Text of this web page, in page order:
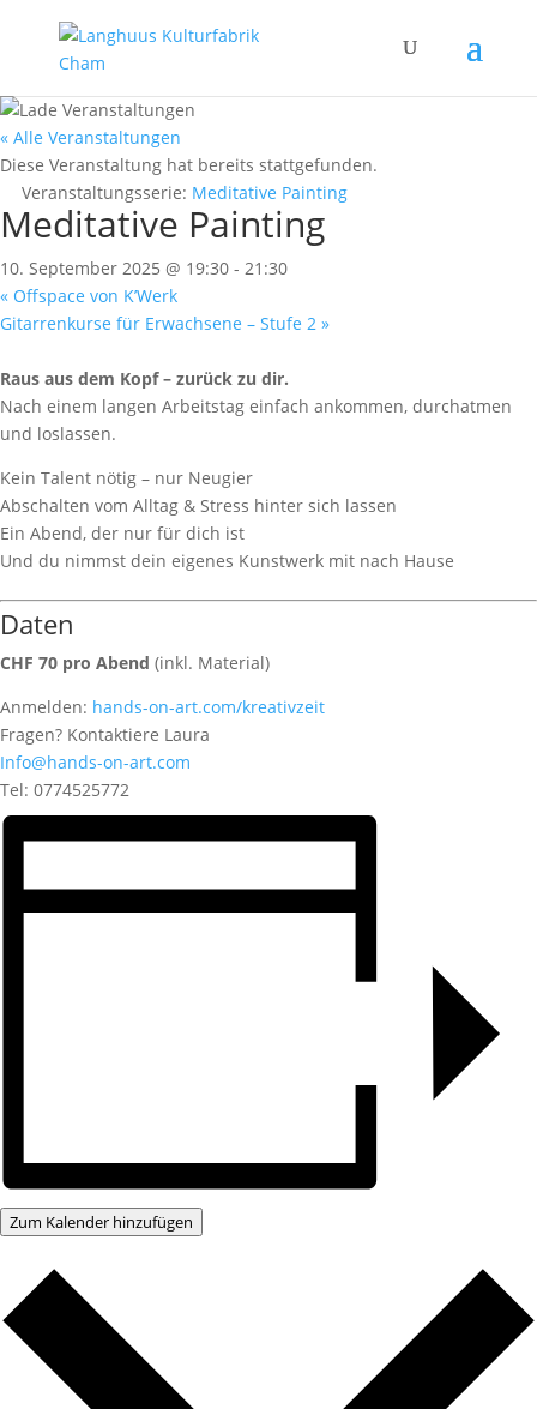
« Alle Veranstaltungen
Diese Veranstaltung hat bereits stattgefunden.
Veranstaltungsserie: Meditative Painting
Meditative Painting
10. September 2025 @ 19:30 - 21:30
« Offspace von K’Werk
Gitarrenkurse für Erwachsene – Stufe 2 »
Raus aus dem Kopf – zurück zu dir.
Nach einem langen Arbeitstag einfach ankommen, durchatmen
und loslassen.
Kein Talent nötig – nur Neugier
Abschalten vom Alltag & Stress hinter sich lassen
Ein Abend, der nur für dich ist
Und du nimmst dein eigenes Kunstwerk mit nach Hause
Daten
CHF 70 pro Abend (inkl. Material)
Anmelden: hands-on-art.com/kreativzeit
Fragen? Kontaktiere Laura
Info@hands-on-art.com
Tel: 0774525772
Zum Kalender hinzufügen